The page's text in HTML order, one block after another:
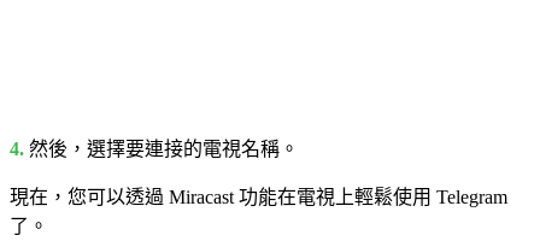
4. 然後，選擇要連接的電視名稱。
現在，您可以透過 Miracast 功能在電視上輕鬆使用 Telegram
了。